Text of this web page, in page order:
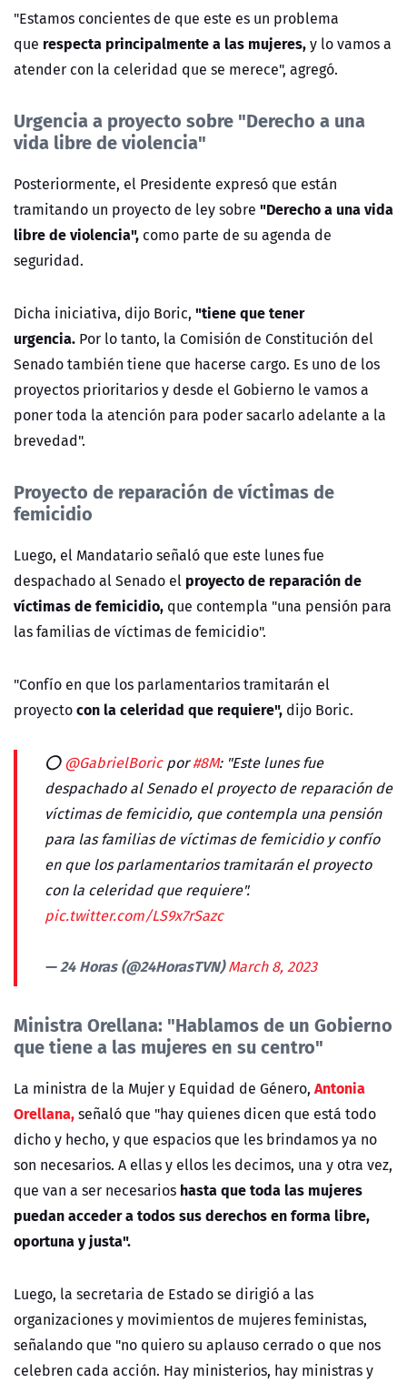
"Estamos concientes de que este es un problema
que respecta principalmente a las mujeres,y lo vamos a
atender con la celeridad que se merece", agregó.
Urgencia a proyecto sobre "Derecho a una
vida libre de violencia"
Posteriormente, el Presidente expresó que están
tramitando un proyecto de ley sobre "Derecho a una vida
libre de violencia", como parte de su agenda de
seguridad.
Dicha iniciativa, dijo Boric, "tiene que tener
urgencia. Por lo tanto, la Comisión de Constitución del
Senado también tiene que hacerse cargo. Es uno de los
proyectos prioritarios y desde el Gobierno le vamos a
poner toda la atención para poder sacarlo adelante a la
brevedad".
Proyecto de reparación de víctimas de
femicidio
Luego, el Mandatario señaló que este lunes fue
despachado al Senado el proyecto de reparación de
víctimas de femicidio, que contempla "una pensión para
las familias de víctimas de femicidio".
"Confío en que los parlamentarios tramitarán el
proyectocon la celeridad que requiere", dijo Boric.
⭕@GabrielBoricpor#8M: "Este lunes fue
despachado al Senado el proyecto de reparación de
víctimas de femicidio, que contempla una pensión
para las familias de víctimas de femicidio y confío
en que los parlamentarios tramitarán el proyecto
con la celeridad que requiere".
pic.twitter.com/LS9x7rSazc
— 24 Horas (@24HorasTVN)March 8, 2023
Ministra Orellana: "Hablamos de un Gobierno
que tiene a las mujeres en su centro"
La ministra de la Mujer y Equidad de Género, Antonia
Orellana,señaló que "hay quienes dicen que está todo
dicho y hecho, y que espacios que les brindamos ya no
son necesarios. A ellas y ellos les decimos, una y otra vez,
que van a ser necesarios hasta que toda las mujeres
puedan acceder a todos sus derechos en forma libre,
oportuna y justa".
Luego, la secretaria de Estado se dirigió a las
organizaciones y movimientos de mujeres feministas,
señalando que "no quiero su aplauso cerrado o que nos
celebren cada acción. Hay ministerios, hay ministras y